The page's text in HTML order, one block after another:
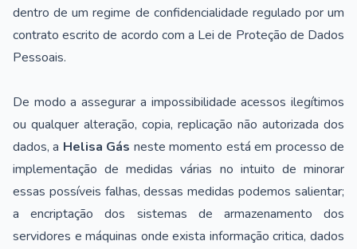
dentro de um regime de confidencialidade regulado por um
contrato escrito de acordo com a Lei de Proteção de Dados
Pessoais.
De modo a assegurar a impossibilidade acessos ilegítimos
ou qualquer alteração, copia, replicação não autorizada dos
dados, a Helisa Gás neste momento está em processo de
implementação de medidas várias no intuito de minorar
essas possíveis falhas, dessas medidas podemos salientar;
a encriptação dos sistemas de armazenamento dos
servidores e máquinas onde exista informação critica, dados